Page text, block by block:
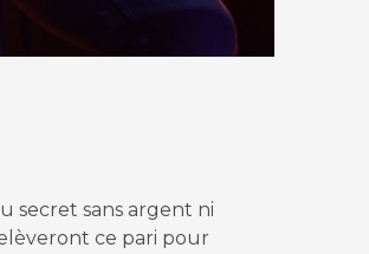
secret sans argent ni
ce pari pour